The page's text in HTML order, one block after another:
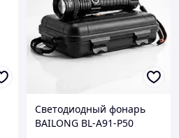
Светодиодный фонарь
BAILONG BL-A91-P50